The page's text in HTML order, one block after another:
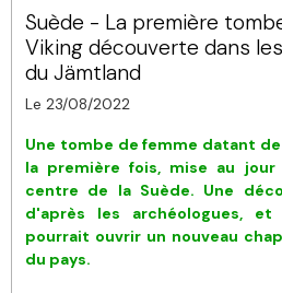
Suède - La première
Viking découverte dans
du Jämtland
Le 23/08/2022
Une tombe de femme datant
la première fois, mise au jour
centre de la Suède. Une
d'après les archéologues,
pourrait ouvrir un nouveau
du pays.